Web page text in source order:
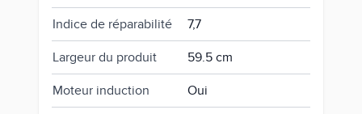
Indice de réparabilité 7,7
Largeur du produit 59.5 cm
Moteur induction Oui